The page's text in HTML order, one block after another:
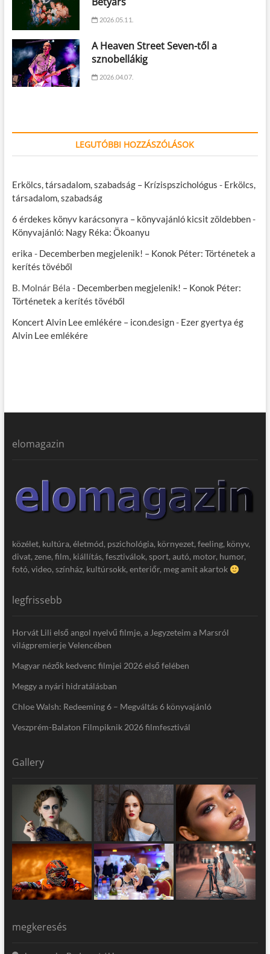
2026.05.11.
A Heaven Street Seven-től a
sznobellákig
2026.04.07.
LEGUTÓBBI HOZZÁSZÓLÁSOK
Erkölcs, társadalom, szabadság – Krízispszichológus - Erkölcs,
társadalom, szabadság
6 érdekes könyv karácsonyra – könyvajánló kicsit zöldebben-
Könyvajánló: Nagy Réka: Ökoanyu
erika - Decemberben megjelenik! – Konok Péter: Történetek a
kerítés tövéből
B. Molnár Béla - Decemberben megjelenik! – Konok Péter:
Történetek a kerítés tövéből
Koncert Alvin Lee emlékére – icon.design- Ezer gyertya ég
Alvin Lee emlékére
elomagazin
közélet, kultúra, életmód, pszichológia, környezet, feeling, könyv,
divat, zene, film, kiállítás, fesztiválok, sport, autó, motor, humor,
fotó, video, színház, kultúrsokk, enteriőr, meg amit akartok
legfrissebb
Horvát Lili első angol nyelvű filmje, a Jegyzeteim a Marsról
világpremierje Velencében
Magyar nézők kedvenc filmjei 2026 első felében
Meggy a nyári hidratálásban
Chloe Walsh: Redeeming 6 – Megváltás 6 könyvajánló
Veszprém-Balaton Filmpiknik 2026 filmfesztivál
Gallery
megkeresés